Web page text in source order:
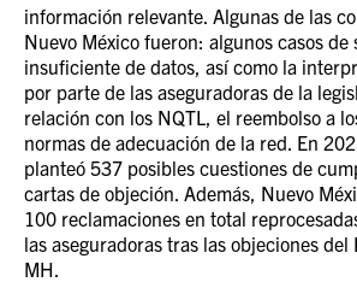
información relevante. Algunas de las
Nuevo México fueron: algunos casos
insuficiente de datos, así como la
por parte de las aseguradoras de la
relación con los NQTL, el reembolso a
normas de adecuación de la red. En
planteó 537 posibles cuestiones de
cartas de objeción. Además, Nuevo
100 reclamaciones en total
las aseguradoras tras las objeciones
MH.